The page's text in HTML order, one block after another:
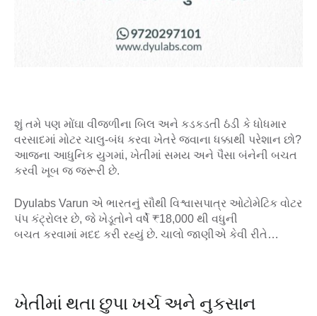
શું તમે પણ મોંઘા વીજળીના બિલ અને કડકડતી ઠંડી કે ધોધમાર
વરસાદમાં મોટર ચાલુ-બંધ કરવા ખેતરે જવાના ધક્કાથી પરેશાન છો?
આજના આધુનિક યુગમાં, ખેતીમાં સમય અને પૈસા બંનેની બચત
કરવી ખૂબ જ જરૂરી છે.
Dyulabs Varun એ ભારતનું સૌથી વિશ્વાસપાત્ર ઓટોમેટિક વોટર
પંપ કંટ્રોલર છે, જે ખેડૂતોને વર્ષે ₹18,000 થી વધુની
બચત કરવામાં મદદ કરી રહ્યું છે. ચાલો જાણીએ કેવી રીતે…
ખેતીમાં થતા છુપા ખર્ચ અને નુકસાન